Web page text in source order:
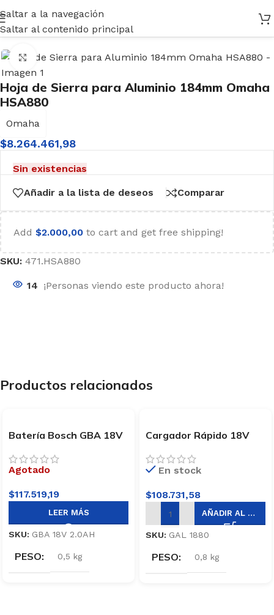
Saltar a la navegación
Saltar al contenido principal
Inicio Accesorios
Haga clic para ampliar
Hoja de Sierra para Aluminio 184mm Omaha
HSA880
Omaha
$8.264.461,98
Sin existencias
Añadir a la lista de deseos Comparar
Add $2.000,00 to cart and get free shipping!
SKU: 471.HSA880
14 ¡Personas viendo este producto ahora!
Productos relacionados
Batería Bosch GBA 18V
Agotado
$117.519,19
LEER MÁS
SKU: GBA 18V 2.0AH
PESO 0,5 kg
Cargador Rápido 18V
En stock
$108.731,58
AÑADIR AL CARRITO
SKU: GAL 1880
PESO 0,8 kg